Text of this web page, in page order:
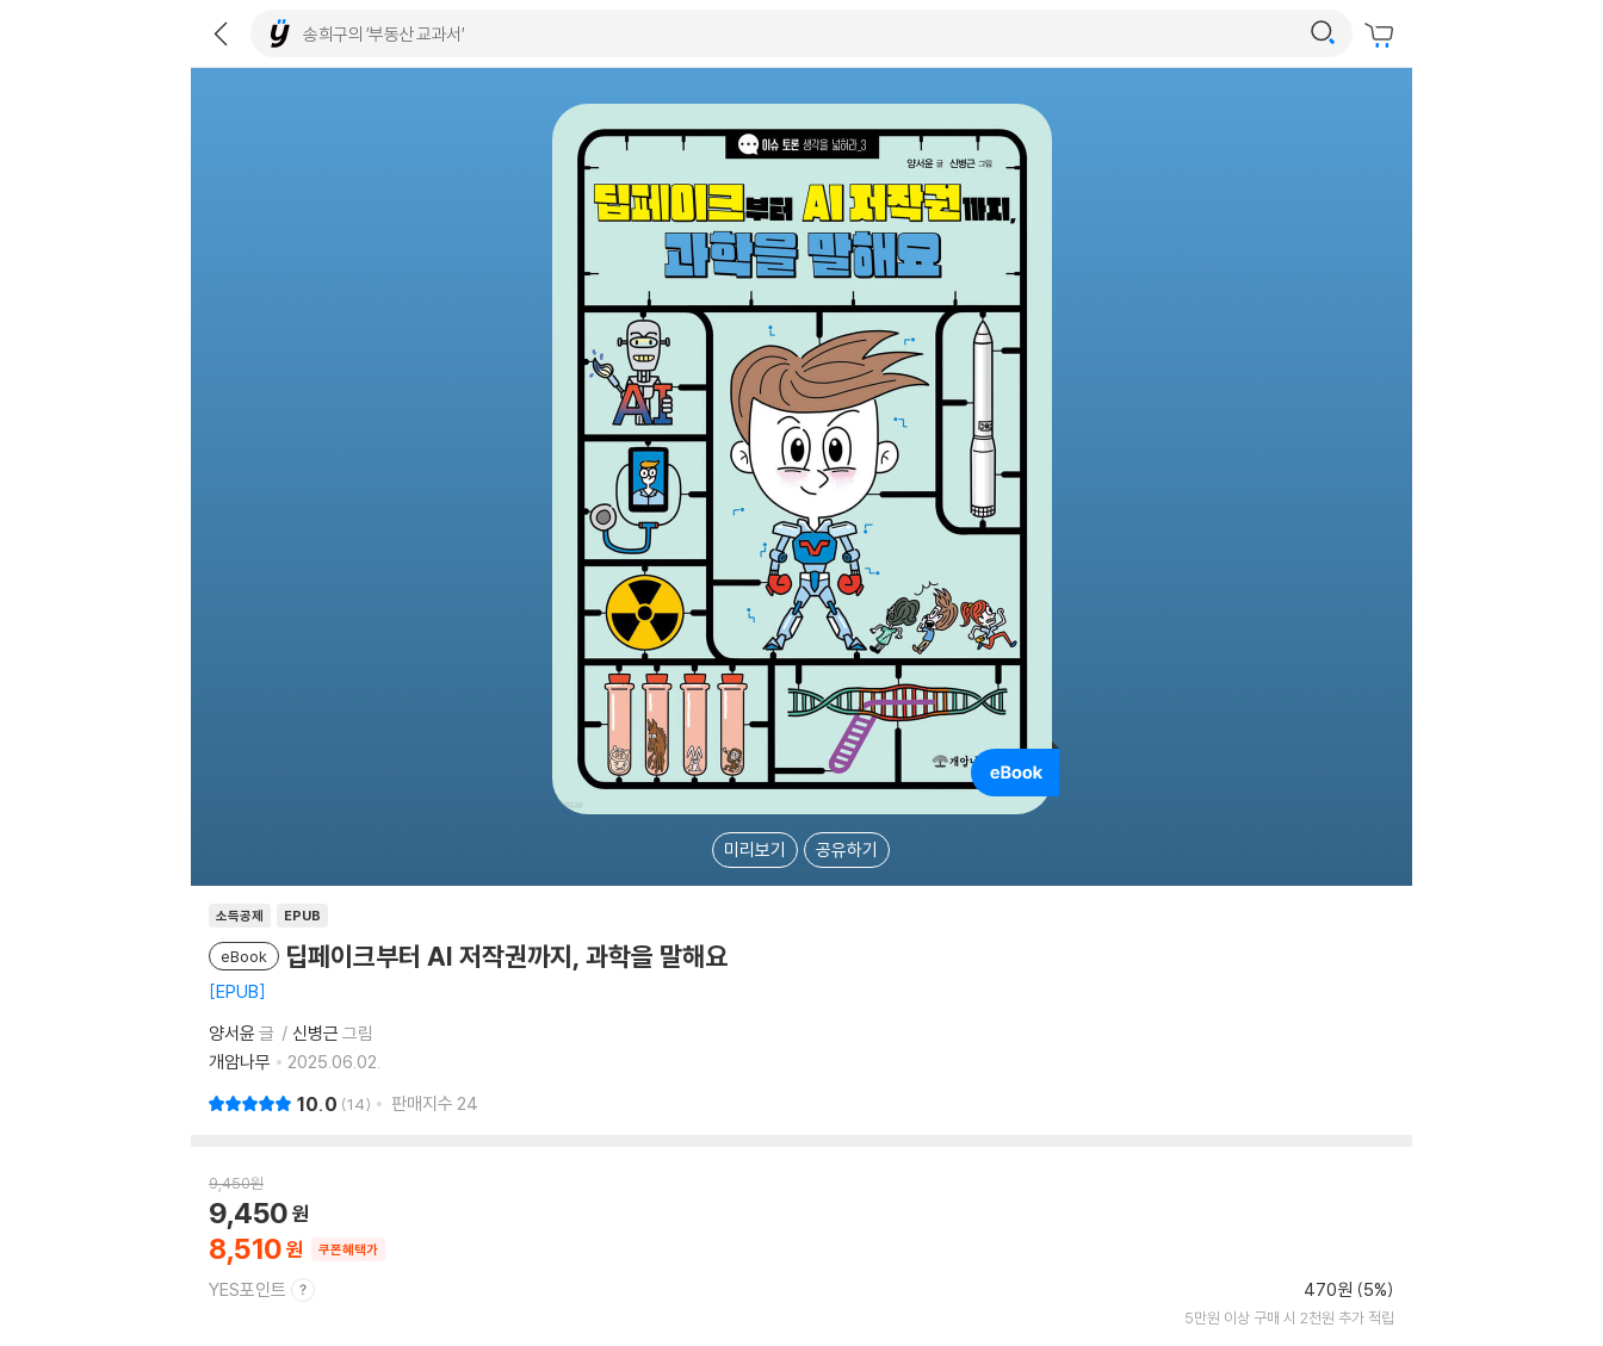
미리보기 공유하기
소득공제 EPUB
eBook 딥페이크부터 AI 저작권까지, 과학을 말해요
EPUB
양서윤 글 신병근 그림
개암나무
2025.06.02.
10.0 14 판매지수 24
9,450원
8,510
9,450
쿠폰혜택가
YES포인트 470원 (5%)
5만원 이상 구매 시 2천원 추가 적립